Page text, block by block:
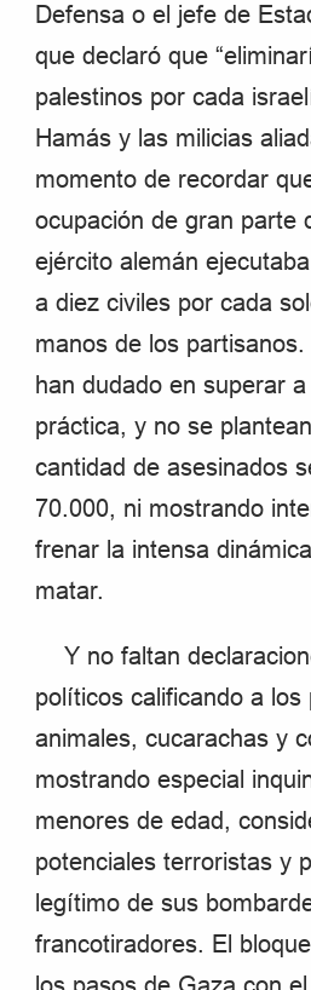
Defensa o el jefe de
que declaró que
palestinos por cada
Hamás y las milicias
momento de recordar
ocupación de gran parte
ejército alemán
a diez civiles por cada
manos de los
han dudado en superar
práctica, y no se
cantidad de asesinados
70.000, ni mostrando
frenar la intensa
matar.
Y no faltan
políticos calificando a los
animales, cucarachas y
mostrando especial
menores de edad,
potenciales terroristas y
legítimo de sus
francotiradores. El